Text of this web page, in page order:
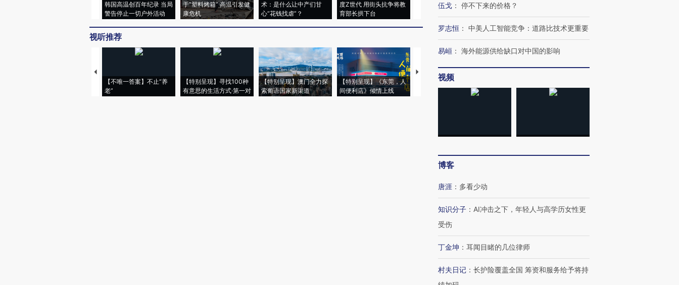
韩国高温创百年纪录 当局
警告停止一切户外活动
于“塑料烤箱” 高温引发健
康危机
术：是什么让中产们甘
心“花钱找虐”？
度Z世代 用街头抗争将教
育部长拱下台
机”？难民潮撕裂西班牙
128毫米 紧急转移近
视听推荐
【不唯一答案】不止“养
老”
【特别呈现】寻找100种
有意思的生活方式·第一对
【特别呈现】澳门全力探
索葡语国家新渠道
【特别呈现】《东莞，人
间便利店》倾情上线
【推广】走进第四届链博
会，让数智科技“链”接产
有意思的生活方式·第三对
伍戈 ： 停不下来的价格？
罗志恒 ： 中美人工智能竞争：道路比技术更重要
易峘 ： 海外能源供给缺口对中国的影响
视频
博客
唐涯 ： 多看少动
知识分子 ： AI冲击之下，年轻人与高学历女性更
受伤
丁金坤 ： 耳闻目睹的几位律师
村夫日记 ： 长护险覆盖全国 筹资和服务给予将持